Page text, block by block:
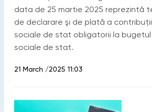
data de 25 martie 2025 reprezintă
de declarare şi de plată a
sociale de stat obligatorii la bugetul
sociale de stat.
21 March /2025 11:03